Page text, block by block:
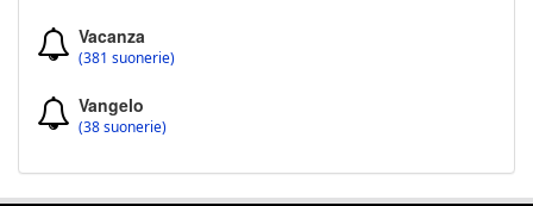
Vacanza
(381 suonerie)
Vangelo
(38 suonerie)